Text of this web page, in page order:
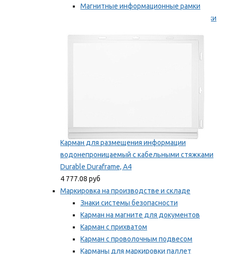
Магнитные информационные рамки
Самоклеящиеся информационные рамки
Карман для размещения информации
водонепроницаемый с кабельными стяжками
Durable Duraframe, А4
4 777.08 руб
Маркировка на производстве и складе
Знаки системы безопасности
Карман на магните для документов
Карман с прихватом
Карман с проволочным подвесом
Карманы для маркировки паллет